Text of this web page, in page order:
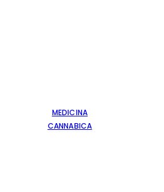
MEDICINA
CANNABICA